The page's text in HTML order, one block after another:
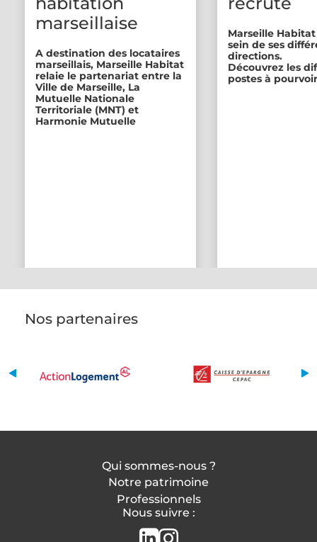
marseillaise
A destination des locataires
marseillais, Marseille Habitat
relaie le partenariat entre la
Ville de Marseille, La
Mutuelle Nationale
Territoriale (MNT) et
Harmonie Mutuelle
Marseille
sein de ses
directions.
Découvrez les
postes à
Nos partenaires
Qui sommes-nous ?
Notre patrimoine
Professionnels
Nous suivre :